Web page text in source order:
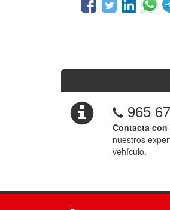
965
Contacta
nuestros
vehículo.